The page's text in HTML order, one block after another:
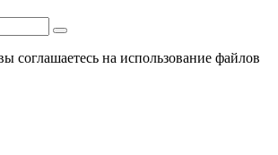
соглашаетесь на использование файлов